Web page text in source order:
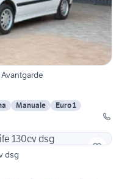
Manuale
Euro 1
dsg